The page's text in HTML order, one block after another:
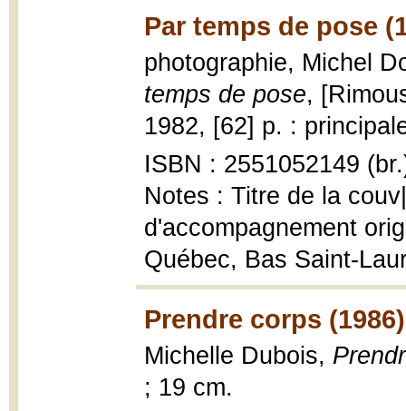
Par temps de pose
photographie, Michel
temps de pose,
1982, [62] p. :
ISBN : 2551052149
Notes : Titre de la
d'accompagnement
Québec, Bas Saint-
Prendre corps (1986)
Michelle Dubois,
; 19 cm.